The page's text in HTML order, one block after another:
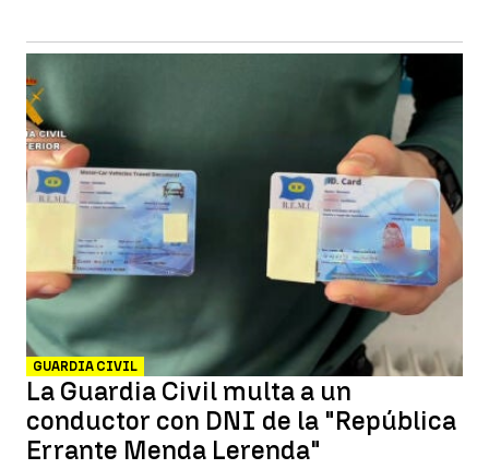
GUARDIA CIVIL
La Guardia Civil multa a un
conductor con DNI de la "República
Errante Menda Lerenda"